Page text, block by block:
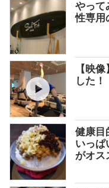
やって
性専用
【映
した！
健康目
いっぱ
がオス